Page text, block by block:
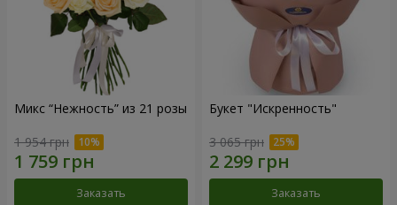
Микс “Нежность” из 21 розы
1 954 грн
Заказать
Букет "Искренность"
3 065 грн
Заказать